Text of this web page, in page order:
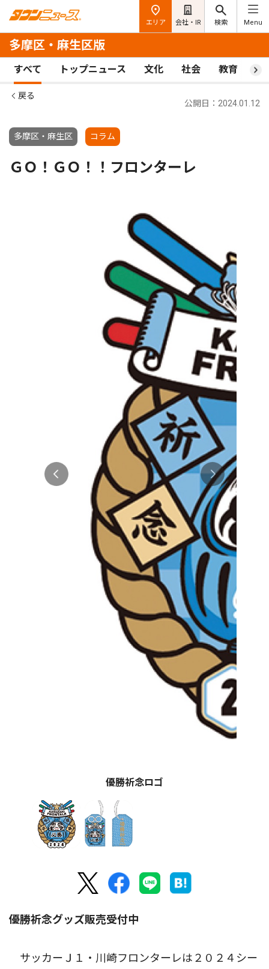
エリア 会社・IR 検索 Menu
多摩区・麻生区版
すべて トップニュース 文化 社会 教育 ス
戻る
多摩区・麻生区 コラム
公開日：2024.01.12
ＧＯ！ＧＯ！！フロンターレ
優勝祈念ロゴ
優勝祈念グッズ販売受付中
サッカーＪ１・川崎フロンターレは２０２４シー